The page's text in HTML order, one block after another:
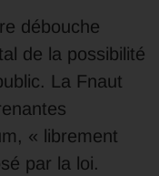
débouche
de la possibilité
La Fnaut
« librement
par la loi.